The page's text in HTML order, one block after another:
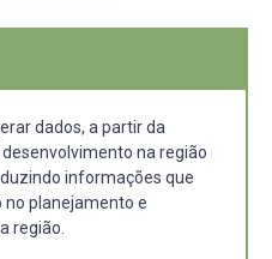
dados, a partir da
na região
informações que
planejamento e
região.